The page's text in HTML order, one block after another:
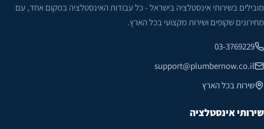
מובילים בשירותי אינסטלציה בישראל - כל עבודות האינסטלציה במקום אחד, עם
מחירונים שקופים ושירות מקצועי בכל הארץ.
03-3769229
support@plumbernow.co.il
שירות בכל הארץ
שירותי אינסטלציה